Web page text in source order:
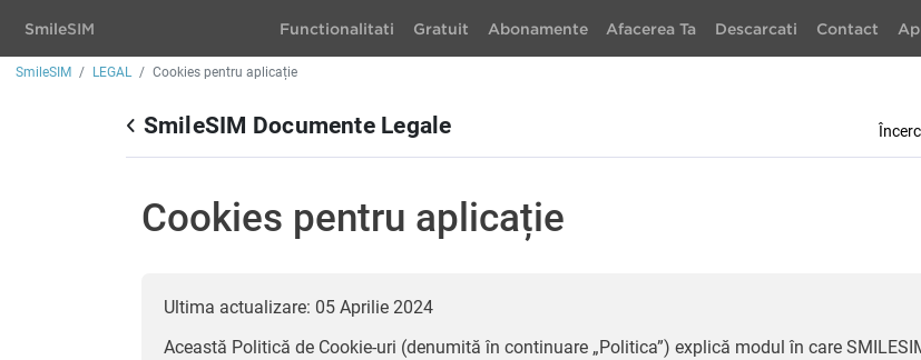
SmileSIM Functionalitati Gratuit Abonamente Afacerea Ta Descarcati Contact
SmileSIM LEGAL Cookies pentru aplicație
SmileSIM Documente Legale
Cookies pentru aplicație
Ultima actualizare: 05 Aprilie 2024
Această Politică de Cookie-uri (denumită în continuare „Politica”) explică modul în care